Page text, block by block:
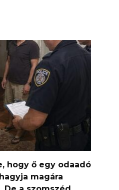
hogy ő egy odaadó
magára